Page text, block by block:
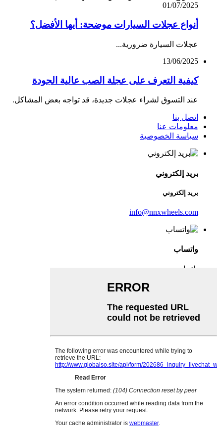
01/07/2025
أنواع عجلات السيارات موضحة: أيها الأفضل؟
عجلات السيارة ضرورية...
13/06/2025
كيفية التعرف على عجلة الصب عالية الجودة
عند التسوق لشراء عجلات جديدة، قد تواجه بعض المشاكل.
اتصل بنا
معلومات عنا
سياسة الخصوصية
بريد إلكتروني
بريد إلكتروني
info@nnxwheels.com
واتساب
واتساب
وي تشات
English
French
Spanish
Russian
Japanese